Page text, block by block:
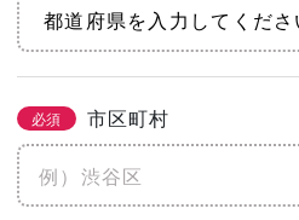
必須 市区町村